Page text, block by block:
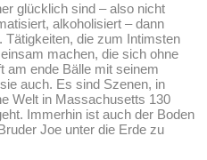
glücklich sind – also nicht
alkoholisiert – dann
Tätigkeiten, die zum Intimsten
machen, die sich ohne
am ende Bälle mit seinem
auch. Es sind Szenen, in
Welt in Massachusetts 130
Immerhin ist auch der Boden
Joe unter die Erde zu